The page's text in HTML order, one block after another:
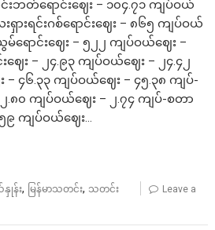
ဘတ်ရောင်းဈေး – ၁၀၄.၇၁ ကျပ်ဝယ်
ရှားရင်းဂစ်ရောင်းဈေး – ၈၆၅ ကျပ်ဝယ်
ောင်းဈေး – ၅၂၂ ကျပ်ဝယ်ဈေး –
ဈေး – ၂၄.၉၃ ကျပ်ဝယ်ဈေး – ၂၄.၄၂
– ၄၆.၃၃ ကျပ်ဝယ်ဈေး – ၄၅.၃၈ ကျပ်-
၂.၈၀ ကျပ်ဝယ်ဈေး – ၂.၇၄ ကျပ်-စတာ
၅၉ ကျပ်ဝယ်ဈေး…
နှုန်း, မြန်မာသတင်း, သတင်း
Leave a